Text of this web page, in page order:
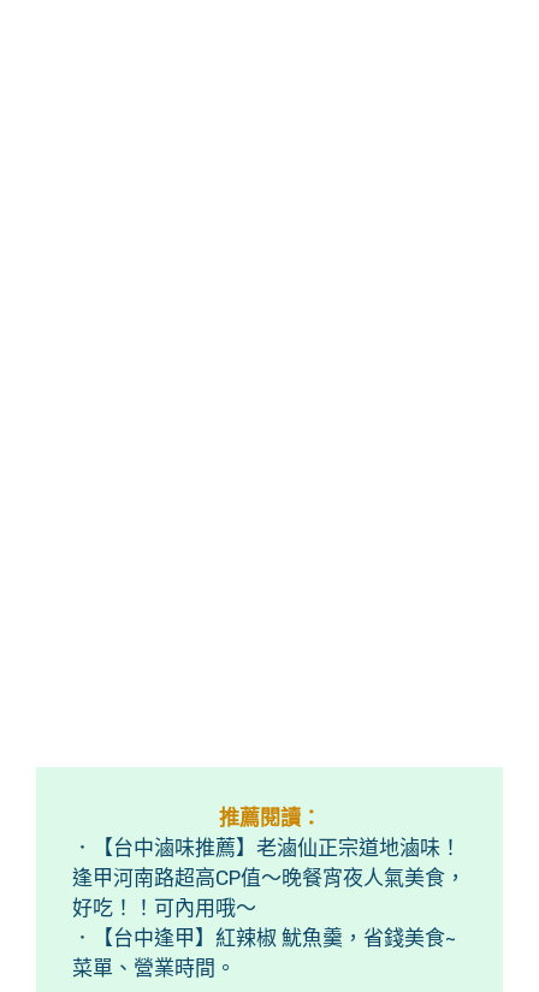
推薦閱讀：
．【台中滷味推薦】老滷仙正宗道地滷味！
逢甲河南路超高CP值～晚餐宵夜人氣美食，
好吃！！可內用哦～
．【台中逢甲】紅辣椒 魷魚羹，省錢美食~
菜單、營業時間。